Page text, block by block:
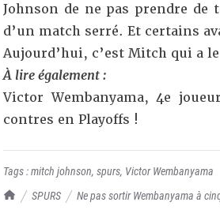
TrashTalk Actu NBA
SPURS Ne pas sortir Wembanyama à
Johnson de ne pas prendre de
d’un match serré. Et certains
Aujourd’hui, c’est Mitch qui a
À lire également :
Victor Wembanyama, 4e
contres en Playoffs !
Tags :mitch johnson, spurs, Victor Wembanyama